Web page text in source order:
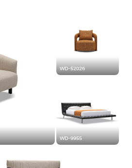
WD-52026
WD-9955